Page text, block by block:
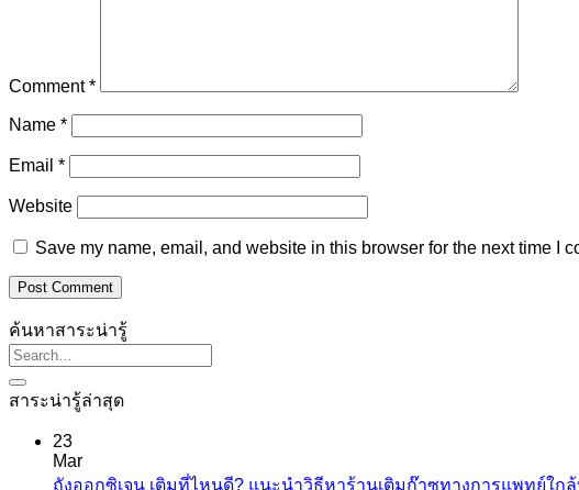
Comment*
Name *
Email *
Website
Save my name, email, and website in this browser for the next time I
ค้นหาสาระน่ารู้
สาระน่ารู้ล่าสุด
23
Mar
ถังออกซิเจน เติมที่ไหนดี? แนะนำวิธีหาร้านเติมก๊าซทางการแพทย์ใก